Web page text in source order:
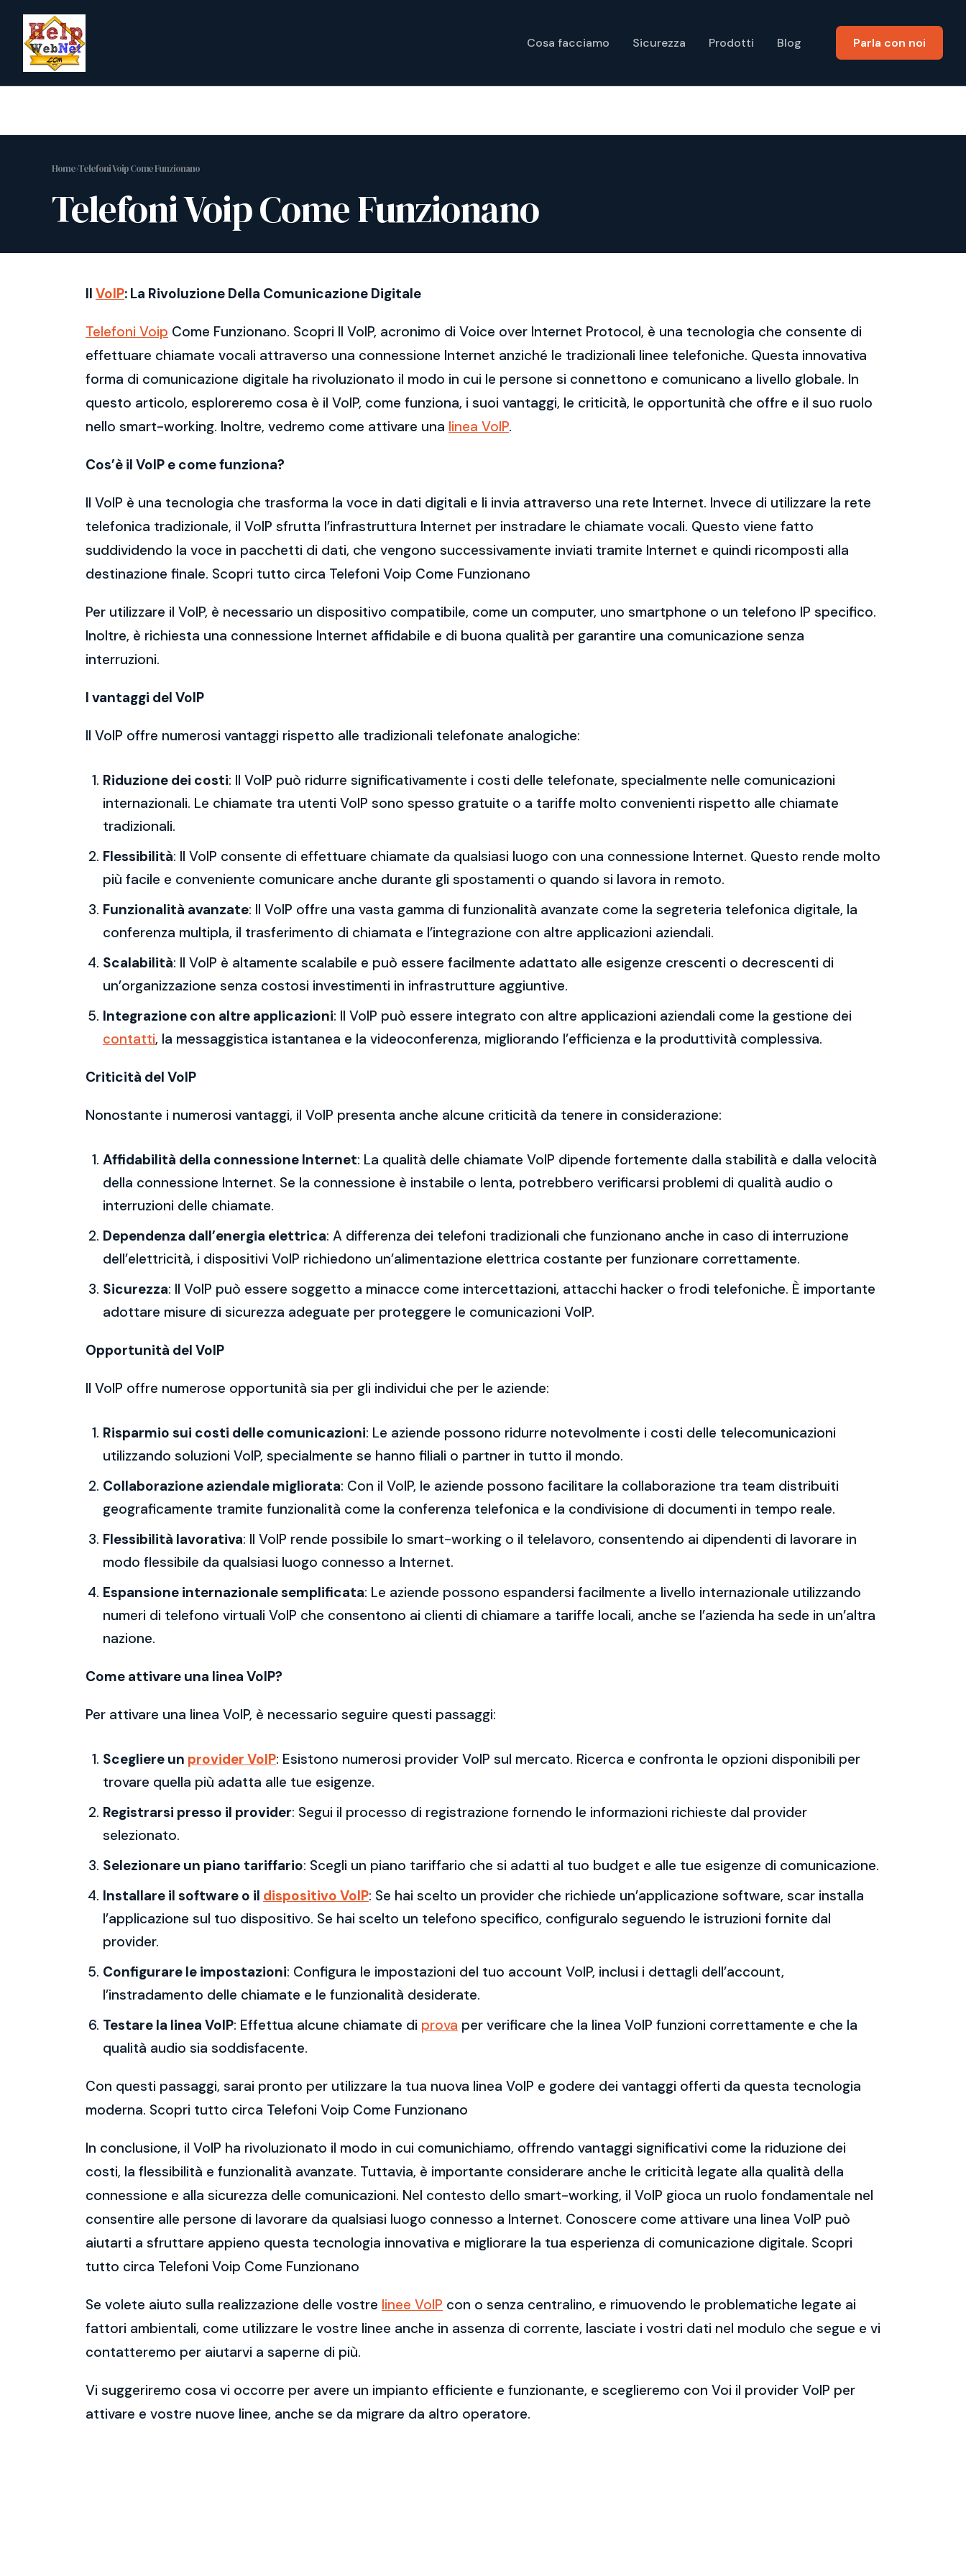
Cosa facciamo Sicurezza Prodotti Blog Parla con noi
contenuto
Home›Telefoni Voip Come Funzionano
Telefoni Voip Come Funzionano
Il VoIP: La Rivoluzione Della Comunicazione Digitale
Telefoni Voip Come Funzionano. Scopri Il VoIP, acronimo di Voice over Internet Protocol, è una tecnologia che consente di
effettuare chiamate vocali attraverso una connessione Internet anziché le tradizionali linee telefoniche. Questa innovativa
forma di comunicazione digitale ha rivoluzionato il modo in cui le persone si connettono e comunicano a livello globale. In
questo articolo, esploreremo cosa è il VoIP, come funziona, i suoi vantaggi, le criticità, le opportunità che offre e il suo ruolo
nello smart-working. Inoltre, vedremo come attivare una linea VoIP.
Cos’è il VoIP e come funziona?
Il VoIP è una tecnologia che trasforma la voce in dati digitali e li invia attraverso una rete Internet. Invece di utilizzare la rete
telefonica tradizionale, il VoIP sfrutta l’infrastruttura Internet per instradare le chiamate vocali. Questo viene fatto
suddividendo la voce in pacchetti di dati, che vengono successivamente inviati tramite Internet e quindi ricomposti alla
destinazione finale. Scopri tutto circa Telefoni Voip Come Funzionano
Per utilizzare il VoIP, è necessario un dispositivo compatibile, come un computer, uno smartphone o un telefono IP specifico.
Inoltre, è richiesta una connessione Internet affidabile e di buona qualità per garantire una comunicazione senza
interruzioni.
I vantaggi del VoIP
Il VoIP offre numerosi vantaggi rispetto alle tradizionali telefonate analogiche:
Riduzione dei costi: Il VoIP può ridurre significativamente i costi delle telefonate, specialmente nelle comunicazioni
internazionali. Le chiamate tra utenti VoIP sono spesso gratuite o a tariffe molto convenienti rispetto alle chiamate
tradizionali.
Flessibilità: Il VoIP consente di effettuare chiamate da qualsiasi luogo con una connessione Internet. Questo rende molto
più facile e conveniente comunicare anche durante gli spostamenti o quando si lavora in remoto.
Funzionalità avanzate: Il VoIP offre una vasta gamma di funzionalità avanzate come la segreteria telefonica digitale, la
conferenza multipla, il trasferimento di chiamata e l’integrazione con altre applicazioni aziendali.
Scalabilità: Il VoIP è altamente scalabile e può essere facilmente adattato alle esigenze crescenti o decrescenti di
un’organizzazione senza costosi investimenti in infrastrutture aggiuntive.
Integrazione con altre applicazioni: Il VoIP può essere integrato con altre applicazioni aziendali come la gestione dei
contatti, la messaggistica istantanea e la videoconferenza, migliorando l’efficienza e la produttività complessiva.
Criticità del VoIP
Nonostante i numerosi vantaggi, il VoIP presenta anche alcune criticità da tenere in considerazione:
Affidabilità della connessione Internet: La qualità delle chiamate VoIP dipende fortemente dalla stabilità e dalla velocità
della connessione Internet. Se la connessione è instabile o lenta, potrebbero verificarsi problemi di qualità audio o
interruzioni delle chiamate.
Dependenza dall’energia elettrica: A differenza dei telefoni tradizionali che funzionano anche in caso di interruzione
dell’elettricità, i dispositivi VoIP richiedono un’alimentazione elettrica costante per funzionare correttamente.
Sicurezza: Il VoIP può essere soggetto a minacce come intercettazioni, attacchi hacker o frodi telefoniche. È importante
adottare misure di sicurezza adeguate per proteggere le comunicazioni VoIP.
Opportunità del VoIP
Il VoIP offre numerose opportunità sia per gli individui che per le aziende:
Risparmio sui costi delle comunicazioni: Le aziende possono ridurre notevolmente i costi delle telecomunicazioni
utilizzando soluzioni VoIP, specialmente se hanno filiali o partner in tutto il mondo.
Collaborazione aziendale migliorata: Con il VoIP, le aziende possono facilitare la collaborazione tra team distribuiti
geograficamente tramite funzionalità come la conferenza telefonica e la condivisione di documenti in tempo reale.
Flessibilità lavorativa: Il VoIP rende possibile lo smart-working o il telelavoro, consentendo ai dipendenti di lavorare in
modo flessibile da qualsiasi luogo connesso a Internet.
Espansione internazionale semplificata: Le aziende possono espandersi facilmente a livello internazionale utilizzando
numeri di telefono virtuali VoIP che consentono ai clienti di chiamare a tariffe locali, anche se l’azienda ha sede in un’altra
nazione.
Come attivare una linea VoIP?
Per attivare una linea VoIP, è necessario seguire questi passaggi:
Scegliere un provider VoIP: Esistono numerosi provider VoIP sul mercato. Ricerca e confronta le opzioni disponibili per
trovare quella più adatta alle tue esigenze.
Registrarsi presso il provider: Segui il processo di registrazione fornendo le informazioni richieste dal provider
selezionato.
Selezionare un piano tariffario: Scegli un piano tariffario che si adatti al tuo budget e alle tue esigenze di comunicazione.
Installare il software o il dispositivo VoIP: Se hai scelto un provider che richiede un’applicazione software, scar installa
l’applicazione sul tuo dispositivo. Se hai scelto un telefono specifico, configuralo seguendo le istruzioni fornite dal
provider.
Configurare le impostazioni: Configura le impostazioni del tuo account VoIP, inclusi i dettagli dell’account,
l’instradamento delle chiamate e le funzionalità desiderate.
Testare la linea VoIP: Effettua alcune chiamate di prova per verificare che la linea VoIP funzioni correttamente e che la
qualità audio sia soddisfacente.
Con questi passaggi, sarai pronto per utilizzare la tua nuova linea VoIP e godere dei vantaggi offerti da questa tecnologia
moderna. Scopri tutto circa Telefoni Voip Come Funzionano
In conclusione, il VoIP ha rivoluzionato il modo in cui comunichiamo, offrendo vantaggi significativi come la riduzione dei
costi, la flessibilità e funzionalità avanzate. Tuttavia, è importante considerare anche le criticità legate alla qualità della
connessione e alla sicurezza delle comunicazioni. Nel contesto dello smart-working, il VoIP gioca un ruolo fondamentale nel
consentire alle persone di lavorare da qualsiasi luogo connesso a Internet. Conoscere come attivare una linea VoIP può
aiutarti a sfruttare appieno questa tecnologia innovativa e migliorare la tua esperienza di comunicazione digitale. Scopri
tutto circa Telefoni Voip Come Funzionano
Se volete aiuto sulla realizzazione delle vostre linee VoIP con o senza centralino, e rimuovendo le problematiche legate ai
fattori ambientali, come utilizzare le vostre linee anche in assenza di corrente, lasciate i vostri dati nel modulo che segue e vi
contatteremo per aiutarvi a saperne di più.
Vi suggeriremo cosa vi occorre per avere un impianto efficiente e funzionante, e sceglieremo con Voi il provider VoIP per
attivare e vostre nuove linee, anche se da migrare da altro operatore.